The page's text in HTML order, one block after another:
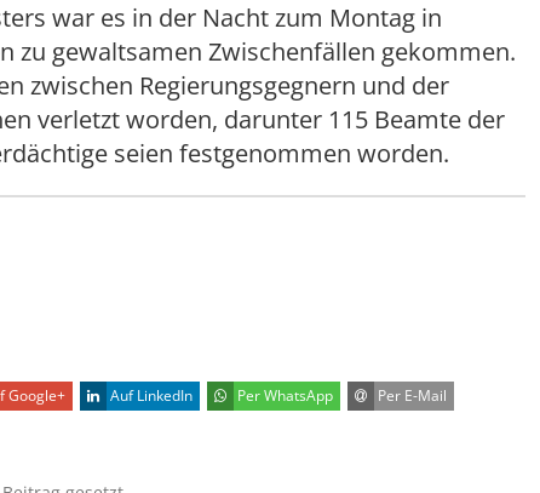
war es in der Nacht zum Montag in
zu gewaltsamen Zwischenfällen gekommen.
zwischen Regierungsgegnern und der
verletzt worden, darunter 115 Beamte der
seien festgenommen worden.
Google+ Auf LinkedIn Per WhatsApp Per E-Mail